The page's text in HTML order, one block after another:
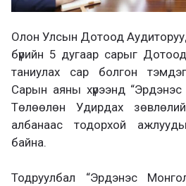
Олон Улсын Дотоод
бүрийн 5 дугаар сарыг
таниулах сар болгон
Сарын аяны хүрээнд “Эрдэнэс
Төлөөлөн Удирдах
албанаас тодорхой
байна.
Тодруулбал “Эрдэнэс